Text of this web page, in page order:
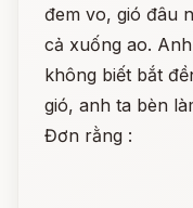
đem vo, gió đâu
cả xuống ao.
không biết bắt
gió, anh ta bèn
Đơn rằng :